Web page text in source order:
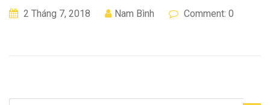
2 Tháng 7, 2018 Nam Bình Comment: 0